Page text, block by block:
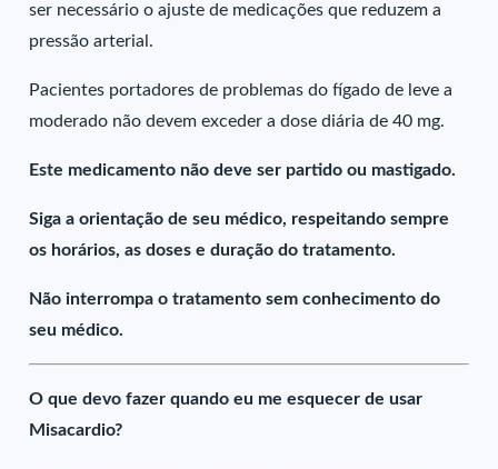
ser necessário o ajuste de medicações que reduzem a
pressão arterial.
Pacientes portadores de problemas do fígado de leve a
moderado não devem exceder a dose diária de 40 mg.
Este medicamento não deve ser partido ou mastigado.
Siga a orientação de seu médico, respeitando sempre
os horários, as doses e duração do tratamento.
Não interrompa o tratamento sem conhecimento do
seu médico.
O que devo fazer quando eu me esquecer de usar
Misacardio?